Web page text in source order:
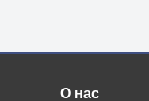
О нас